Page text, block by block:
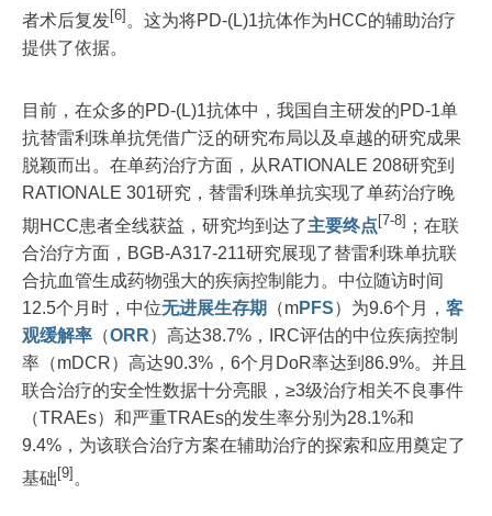
者术后复发[6] 。这为将PD-(L)1抗体作为HCC的辅助治疗
提供了依据。
目前，在众多的PD-(L)1抗体中，我国自主研发的PD-1单
抗替雷利珠单抗凭借广泛的研究布局以及卓越的研究成果
脱颖而出。在单药治疗方面，从RATIONALE 208研究到
RATIONALE 301研究，替雷利珠单抗实现了单药治疗晚
期HCC患者全线获益，研究均到达了主要终点 [7-8] ；在联
合治疗方面，BGB-A317-211研究展现了替雷利珠单抗联
合抗血管生成药物强大的疾病控制能力。中位随访时间
12.5个月时，中位无进展生存期 （mPFS）为9.6个月， 客
观缓解率 （ORR）高达38.7%，IRC评估的中位疾病控制
率（mDCR）高达90.3%，6个月DoR率达到86.9%。并且
联合治疗的安全性数据十分亮眼，≥3级治疗相关不良事件
（TRAEs）和严重TRAEs的发生率分别为28.1%和
9.4%，为该联合治疗方案在辅助治疗的探索和应用奠定了
基础 [9] 。